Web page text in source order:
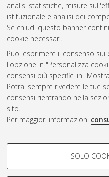
analisi statistiche, misure
istituzionale e analisi dei
Se chiudi questo banner
cookie necessari.
Puoi esprimere il consenso
l'opzione in "Personalizza
consensi più specifici in
Potrai sempre rivedere le tue
consensi rientrando nella
sito.
Per maggiori informazioni
COOKIE DI
SOLO
Gestione
Atom
Rss 1.0
Rss 2.0
AMS Laurea
Impostazioni Cookie
Informativa sulla privacy
Condizioni d’uso del sito